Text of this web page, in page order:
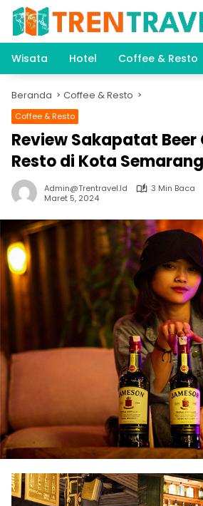
Langsung
konten
Wisata
Hotel Coffee & Resto
Beranda Coffee & Resto
Coffee & Resto
Review Sakapatat Beer
Resto di Kota Semarang
Admin@trentravel.id
3 Min Baca
Maret 5, 2024